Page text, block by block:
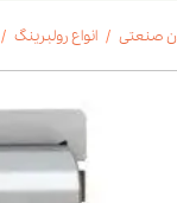
صنعتی انواع رولبرینگ